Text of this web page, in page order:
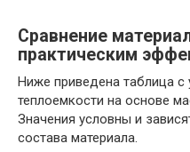
Сравнение
практическим
Ниже приведена таблица
теплоемкости на основе
Значения условны и
состава материала.